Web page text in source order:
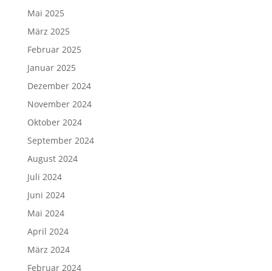
Mai 2025
März 2025
Februar 2025
Januar 2025
Dezember 2024
November 2024
Oktober 2024
September 2024
August 2024
Juli 2024
Juni 2024
Mai 2024
April 2024
März 2024
Februar 2024